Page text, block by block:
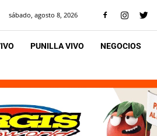
sábado, agosto 8, 2026
PUNILLA VIVO NEGOCIOS